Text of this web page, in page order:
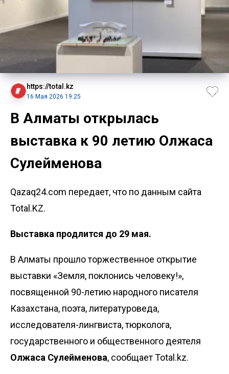
https://total.kz
16 Мая 2026 19:25
В Алматы открылась
выставка к 90 летию Олжаса
Сулейменова
Qazaq24.com передает, что по данным сайта
Total.KZ.
Выставка продлится до 29 мая.
В Алматы прошло торжественное открытие
выставки «Земля, поклонись человеку!»,
посвященной 90-летию народного писателя
Казахстана, поэта, литературоведа,
исследователя-лингвиста, тюрколога,
государственного и общественного деятеля
Олжаса Сулейменова, сообщает Total.kz.